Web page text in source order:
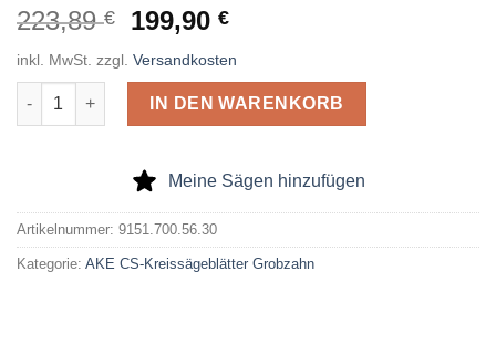
223,89€
Ursprünglicher
war:
223,89 €
199,90€Aktueller
ist:
199,90 €.
inkl. MwSt. zzgl. Versandkosten
AKE CS-Kreissägeblatt 700 x 3,2 x 30 Z= 56 Grobzahn Menge
IN DEN WARENKORB
Meine Sägen hinzufügen
Artikelnummer: 9151.700.56.30
Kategorie: AKE CS-Kreissägeblätter Grobzahn